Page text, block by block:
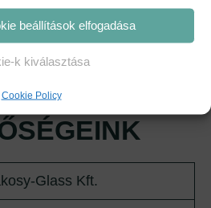
beállítások elfogadása
k kiválasztása
Cookie Policy
az Ybl-ös Hallgatóknak
Glass Kft.